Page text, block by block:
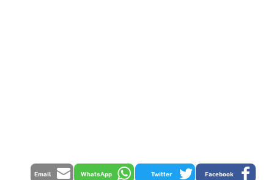
Facebook
Twitter
WhatsApp
Email